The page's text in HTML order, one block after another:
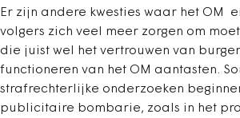
Er zijn andere kwesties waar het OM
volgers zich veel meer zorgen om
die juist wel het vertrouwen van
functioneren van het OM aantasten.
strafrechterlijke onderzoeken
publicitaire bombarie, zoals in het